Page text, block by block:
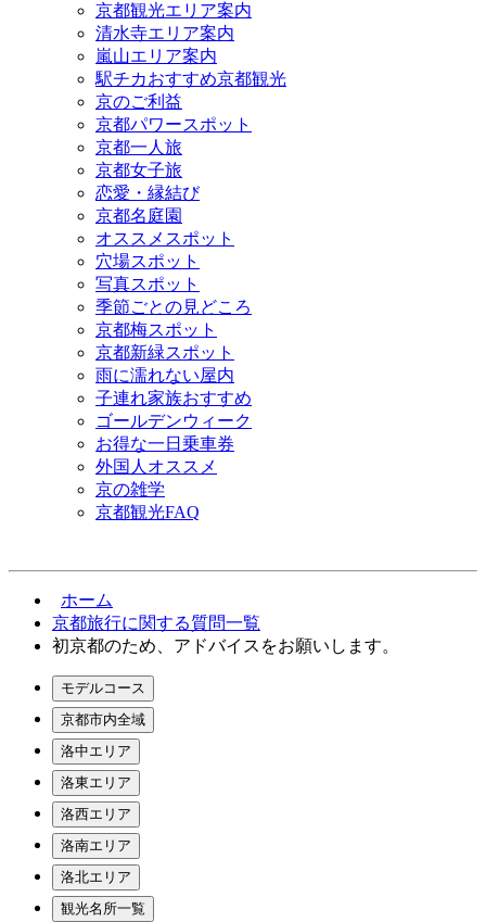
京都観光エリア案内
清水寺エリア案内
嵐山エリア案内
駅チカおすすめ京都観光
京のご利益
京都パワースポット
京都一人旅
京都女子旅
恋愛・縁結び
京都名庭園
オススメスポット
穴場スポット
写真スポット
季節ごとの見どころ
京都梅スポット
京都新緑スポット
雨に濡れない屋内
子連れ家族おすすめ
ゴールデンウィーク
お得な一日乗車券
外国人オススメ
京の雑学
京都観光FAQ
ホーム
京都旅行に関する質問一覧
初京都のため、アドバイスをお願いします。
モデルコース
京都市内全域
洛中エリア
洛東エリア
洛西エリア
洛南エリア
洛北エリア
観光名所一覧